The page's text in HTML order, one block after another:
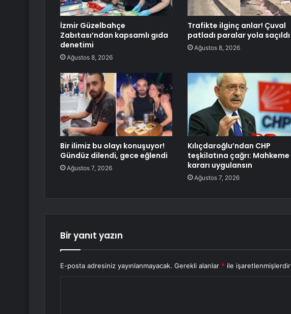
İzmir Güzelbahçe
Zabıtası’ndan kapsamlı gıda
denetimi
Ağustos 8, 2026
Trafikte ilginç anlar! Çuval
patladı paralar yola saçıldı
Ağustos 8, 2026
Bir ilimiz bu olayı konuşuyor!
Gündüz dilendi, gece eğlendi
Ağustos 7, 2026
Kılıçdaroğlu’ndan CHP
teşkilatına çağrı: Mahkeme
kararı uygulansın
Ağustos 7, 2026
Bir yanıt yazın
E-posta adresiniz yayınlanmayacak. Gerekli alanlar * ile işaretlenmişlerdir